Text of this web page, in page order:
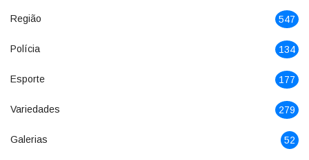
Região 547
Polícia 134
Esporte 177
Variedades 279
Galerias 52